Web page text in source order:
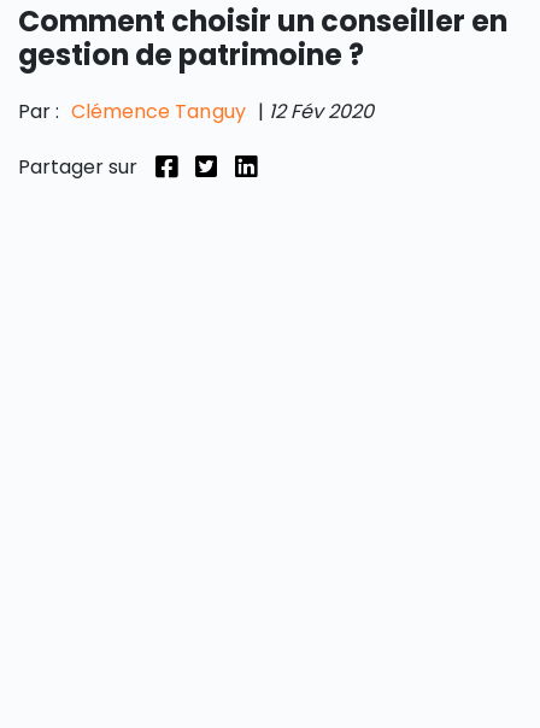
Comment choisir un conseiller en
gestion de patrimoine ?
Par : Clémence Tanguy | 12 Fév 2020
Partager sur